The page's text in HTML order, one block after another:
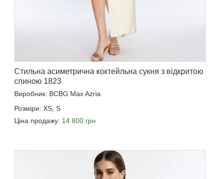
Стильна асиметрична коктейльна сукня з відкритою
спиною 1823
Виробник: BCBG Max Azria
Розміри: XS, S
Ціна продажу: 14 800 грн